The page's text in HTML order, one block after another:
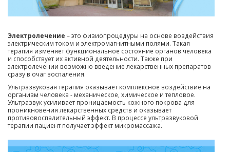
Электролечение – это физиопроцедуры на основе воздействия
электрическим током и электромагнитными полями. Такая
терапия изменяет функциональное состояние органов человека
и способствует их активной деятельности. Также при
электролечении возможно введение лекарственных препаратов
сразу в очаг воспаления.
Ультразвуковая терапия оказывает комплексное воздействие на
организм человека - механическое, химическое и тепловое.
Ультразвук усиливает проницаемость кожного покрова для
проникновения лекарственных средств и оказывает
противовоспалительный эффект. В процессе ультразвуковой
терапии пациент получает эффект микромассажа.